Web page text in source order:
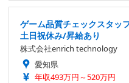
ゲーム品質チェックスタッ
土日祝休み/昇給あり
株式会社enrich technology
愛知県
年収493万円～520万円